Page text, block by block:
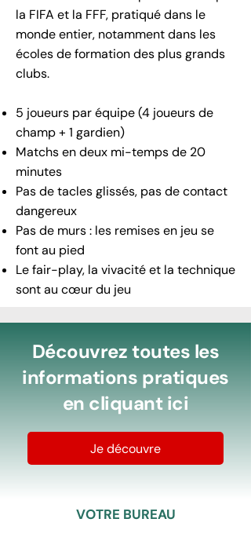
la FIFA et la FFF, pratiqué dans le
monde entier, notamment dans les
écoles de formation des plus grands
clubs.
5 joueurs par équipe (4 joueurs de
champ + 1 gardien)
Matchs en deux mi-temps de 20
minutes
Pas de tacles glissés, pas de contact
dangereux
Pas de murs : les remises en jeu se
font au pied
Le fair-play, la vivacité et la technique
sont au cœur du jeu
Découvrez toutes les
informations pratiques
en cliquant ici
Je découvre
VOTRE BUREAU​